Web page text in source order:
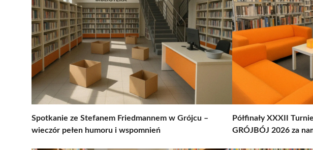
Spotkanie ze Stefanem Friedmannem w Grójcu –
wieczór pełen humoru i wspomnień
Półfinały XXXII
GRÓJBÓJ 2026 za